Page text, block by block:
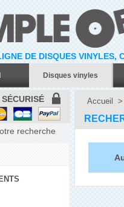
DE DISQUES VINYLES,
Disques vinyles
recherche
Accueil >